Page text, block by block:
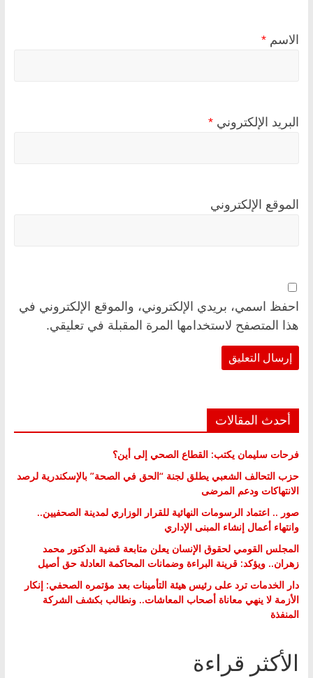
الاسم *
البريد الإلكتروني *
الموقع الإلكتروني
احفظ اسمي، بريدي الإلكتروني، والموقع الإلكتروني في
هذا المتصفح لاستخدامها المرة المقبلة في تعليقي.
أحدث المقالات
فرحات سليمان يكتب: القطاع الصحي إلى أين؟
حزب التحالف الشعبي يطلق لجنة “الحق في الصحة” بالإسكندرية لرصد
الانتهاكات ودعم المرضى
صور .. اعتماد الرسومات النهائية للقرار الوزاري لمدينة الصحفيين..
وانتهاء أعمال إنشاء المبنى الإداري
المجلس القومي لحقوق الإنسان يعلن متابعة قضية الدكتور محمد
زهران.. ويؤكد: قرينة البراءة وضمانات المحاكمة العادلة حق أصيل
دار الخدمات ترد على رئيس هيئة التأمينات بعد مؤتمره الصحفي: إنكار
الأزمة لا ينهي معاناة أصحاب المعاشات.. ونطالب بكشف الشركة
المنفذة
الأكثر قراءة